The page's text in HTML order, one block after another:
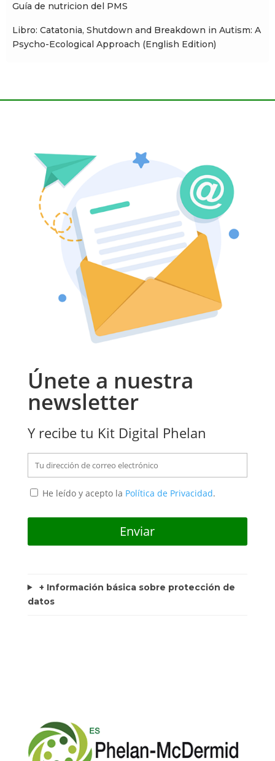
Guía de nutricion del PMS
Libro: Catatonia, Shutdown and Breakdown in Autism: A
Psycho-Ecological Approach (English Edition)
Únete a nuestra
newsletter
Y recibe tu Kit Digital Phelan
He leído y acepto la Política de Privacidad.
+ Información básica sobre protección de
datos